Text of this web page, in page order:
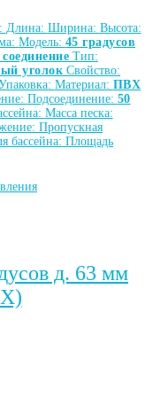
Длина: Ширина: Высота:
Модель: 45 градусов
Тип:
уголок Свойство:
Материал: ПВХ
Подсоединение: 50
Масса песка:
Пропускная
бассейна: Площадь
д. 63 мм